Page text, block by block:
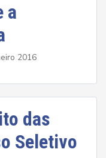
a
2016
das
Seletivo